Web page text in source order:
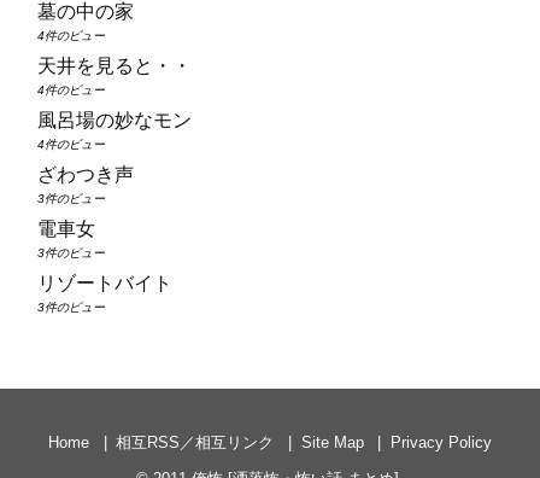
墓の中の家
4件のビュー
天井を見ると・・
4件のビュー
風呂場の妙なモン
4件のビュー
ざわつき声
3件のビュー
電車女
3件のビュー
リゾートバイト
3件のビュー
Home 相互RSS／相互リンク Site Map
Privacy Policy